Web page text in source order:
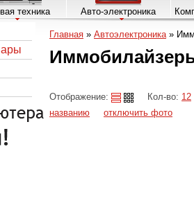
техника Авто-электроника
Главная » Автоэлектроника»
Отображение: Кол-во: 12
названию
отключить фото